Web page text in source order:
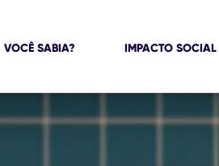
VOCÊ SABIA? IMPACTO SOCIAL